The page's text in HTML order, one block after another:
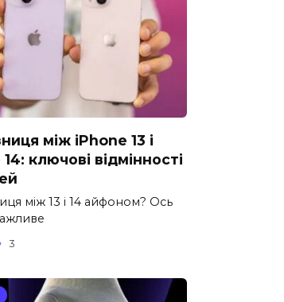
між iPhone 13 і
ключові відмінності
між 13 і 14 айфоном? Ось
3